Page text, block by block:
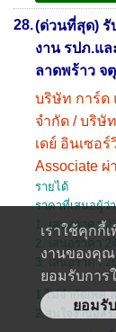
เราใช้คุกกี้
งานของคุณ
ยอมรับการ
28.(ด่วนที่สุด) รั
งาน รปภ.แ
ลาดพร้าว จ
บริษัท การ์ด
จำกัด / บริษั
เดย์ อินเซอ
Associate ผ่
รายได้
ราคาที่เสนอผู้ว่
1. เสนอราคา
2. เสนอราคา
3. เสนอราคา
1.ไม่จำกัดเพศ
2.สนใจงานอิสระ